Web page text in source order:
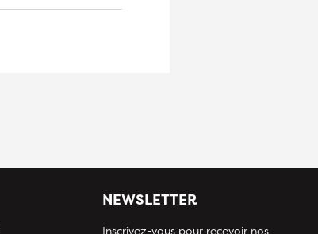
NEWSLETTER
Inscrivez-vous pour recevoir nos